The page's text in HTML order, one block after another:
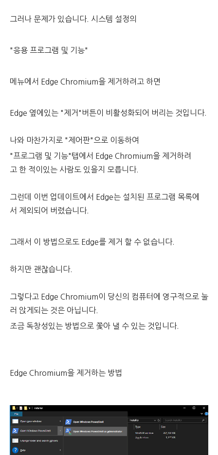
그러나 문제가 있습니다. 시스템 설정의
"응용 프로그램 및 기능"
메뉴에서 Edge Chromium을 제거하려고 하면
Edge 옆에있는 "제거"버튼이 비활성화되어 버리는 것입니다.
나와 마찬가지로 "제어판"으로 이동하여
"프로그램 및 기능"탭에서 Edge Chromium을 제거하려
고 한 적이있는 사람도 있을지 모릅니다.
그런데 이번 업데이트에서 Edge는 설치된 프로그램 목록에
서 제외되어 버렸습니다.
그래서 이 방법으로도 Edge를 제거 할 수 없습니다.
하지만 괜찮습니다.
그렇다고 Edge Chromium이 당신의 컴퓨터에 영구적으로 눌
러 앉게되는 것은 아닙니다.
조금 독창성있는 방법으로 쫓아 낼 수 있는 것입니다.
Edge Chromium을 제거하는 방법